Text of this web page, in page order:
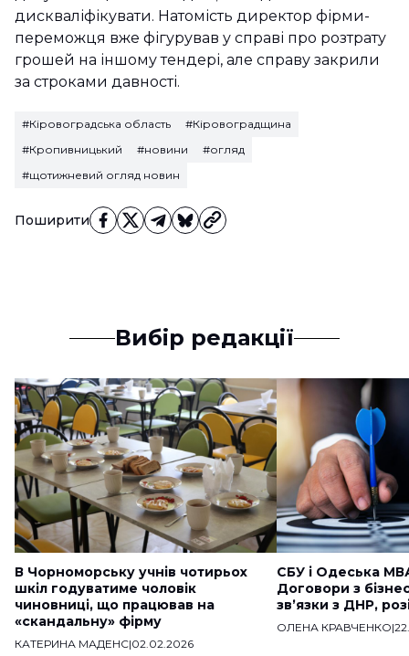
Поширити
дискваліфікувати. Натомість директор фірми-
переможця вже фігурував у справі про розтрату
грошей на іншому тендері, але справу закрили
за строками давності.
#Кіровоградська область
#Кіровоградщина
#Кропивницький
#новини
#огляд
#щотижневий огляд новин
Вибір редакції
В Чорноморську учнів чотирьох
шкіл годуватиме чоловік
чиновниці, що працював на
«скандальну» фірму
КАТЕРИНА МАДЕНС|02.02.2026
СБУ і Одеська
Договори з
звʼязки з ДНР,
ОЛЕНА КРАВЧЕНКО|